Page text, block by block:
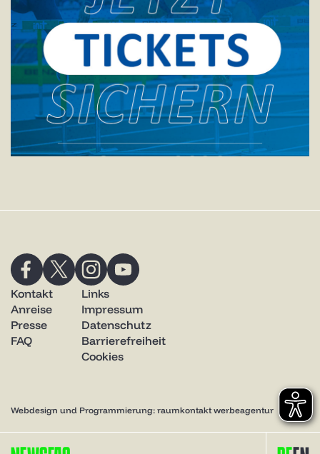
Kontakt
Anreise
Presse
FAQ
Links
Impressum
Datenschutz
Barrierefreiheit
Cookies
Webdesign und Programmierung: raumkontakt werbeagentur